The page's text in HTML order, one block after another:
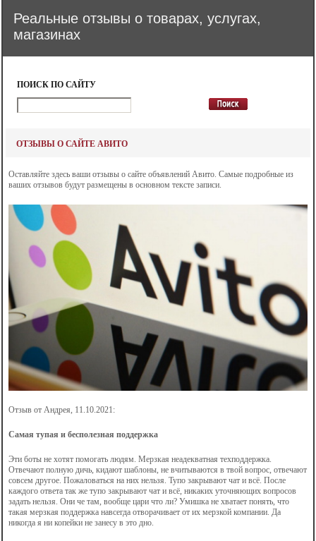
Реальные отзывы о товарах, услугах,
магазинах
ПОИСК ПО САЙТУ
ОТЗЫВЫ О САЙТЕ АВИТО
Оставляйте здесь ваши отзывы о сайте объявлений Авито. Самые подробные из
ваших отзывов будут размещены в основном тексте записи.
Отзыв от Андрея, 11.10.2021:
Самая тупая и бесполезная поддержка
Эти боты не хотят помогать людям. Мерзкая неадекватная техподдержка.
Отвечают полную дичь, кидают шаблоны, не вчитываются в твой вопрос, отвечают
совсем другое. Пожаловаться на них нельзя. Тупо закрывают чат и всё. После
каждого ответа так же тупо закрывают чат и всё, никаких уточняющих вопросов
задать нельзя. Они че там, вообще цари что ли? Умишка не хватает понять, что
такая мерзкая поддержка навсегда отворачивает от их мерзкой компании. Да
никогда я ни копейки не занесу в это дно.